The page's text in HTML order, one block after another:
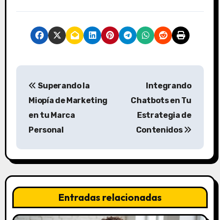
N
g
a
c
i
Superando la
Miopía de Marketing
en tu Marca
Personal
Integrando
Chatbots en Tu
Estrategia de
Contenidos
Entradas relacionadas